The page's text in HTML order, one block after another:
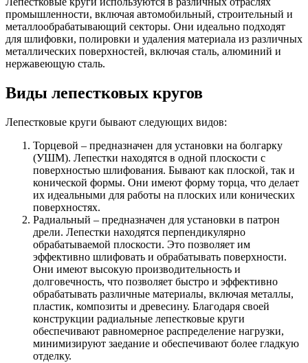
промышленности, включая автомобильный, строительный и
металлообрабатывающий секторы. Они идеально подходят
для шлифовки, полировки и удаления материала из различных
металлических поверхностей, включая сталь, алюминий и
нержавеющую сталь.
Виды лепестковых кругов
Лепестковые круги бывают следующих видов:
Торцевой – предназначен для установки на болгарку
(УШМ). Лепестки находятся в одной плоскости с
поверхностью шлифования. Бывают как плоской, так и
конической формы. Они имеют форму торца, что делает
их идеальными для работы на плоских или конических
поверхностях.
Радиальный – предназначен для установки в патрон
дрели. Лепестки находятся перпендикулярно
обрабатываемой плоскости. Это позволяет им
эффективно шлифовать и обрабатывать поверхности.
Они имеют высокую производительность и
долговечность, что позволяет быстро и эффективно
обрабатывать различные материалы, включая металлы,
пластик, композиты и древесину. Благодаря своей
конструкции радиальные лепестковые круги
обеспечивают равномерное распределение нагрузки,
минимизируют заедание и обеспечивают более гладкую
отделку.